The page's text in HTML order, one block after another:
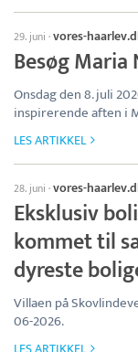
29. juni ·vores-
Besøg
Onsdag den 8. juli
inspirerende aften i
LES ARTIKKEL
28. juni ·vores-
Eksklusiv
kommet til
dyreste
Villaen på
06-2026.